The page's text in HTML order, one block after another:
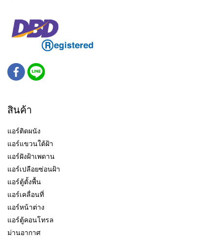
สินค้า
แอร์ติดผนัง
แอร์แขวนใต้ฝ้า
แอร์ฝังฝ้าเพดาน
แอร์เปลือยซ่อนฝ้า
แอร์ตู้ตั้งพื้น
แอร์เคลื่อนที่
แอร์หน้าต่าง
แอร์ตู้คอนโทรล
ม่านอากาศ